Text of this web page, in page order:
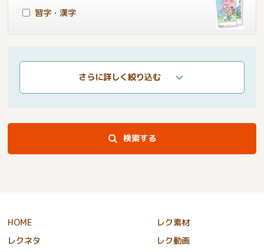
習字・漢字
さらに詳しく絞り込む
検索する
HOME
レク素材
レクネタ
レク動画